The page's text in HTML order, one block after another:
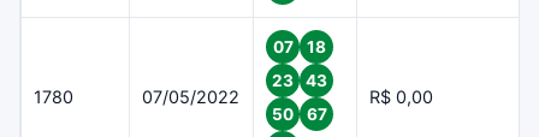
1780 07/05/2022
07
18
23
43
50
67
R$ 0,00